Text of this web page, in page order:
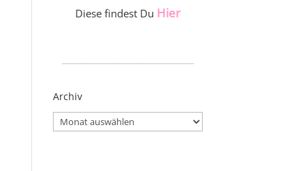
Diese findest Du Hier
Archiv
Archiv